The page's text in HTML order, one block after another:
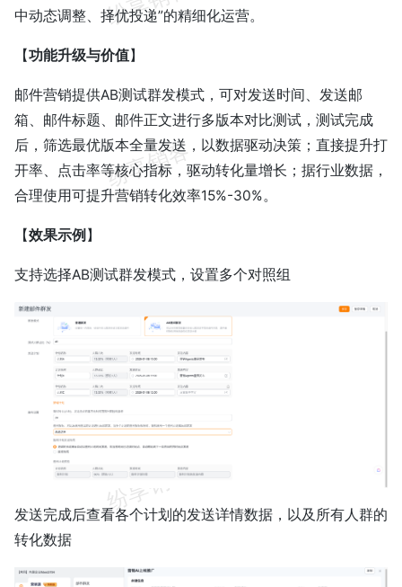
中动态调整、择优投递”的精细化运营。
【功能升级与价值】
邮件营销提供AB测试群发模式，可对发送时间、发送邮
箱、邮件标题、邮件正文进行多版本对比测试，测试完成
后，筛选最优版本全量发送，以数据驱动决策；直接提升打
开率、点击率等核心指标，驱动转化量增长；据行业数据，
合理使用可提升营销转化效率15%-30%。
【效果示例 】
支持选择AB测试群发模式，设置多个对照组
发送完成后查看各个计划的发送详情数据，以及所有人群的
转化数据